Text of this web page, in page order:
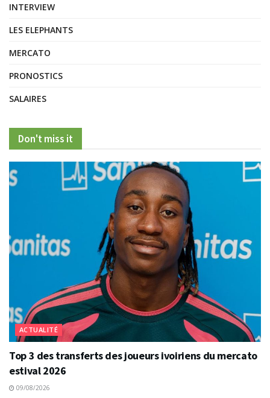
INTERVIEW
LES ELEPHANTS
MERCATO
PRONOSTICS
SALAIRES
Don't miss it
ACTUALITÉ
Top 3 des transferts des joueurs ivoiriens du mercato
estival 2026
09/08/2026